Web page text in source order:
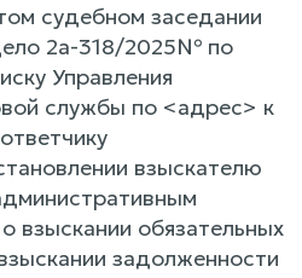
судебном заседании
2а-318/2025№ по
Управления
службы по <адрес> к
взыскателю
взыскании обязательных
задолженности